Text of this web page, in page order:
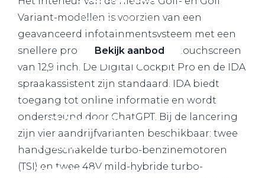
Bekijk ons aanbod
Bekijk aanbod
Elektrisch rijden
Verhuur
Vestigingen
Variant-modellen is voorzien van een
geavanceerd infotainmentsysteem met een
snellere processor en een groot touchscreen
van 12,9 inch. De Digital Cockpit Pro en de IDA
spraakassistent zijn standaard. IDA biedt
toegang tot online informatie en wordt
ondersteund door ChatGPT. Bij de lancering
zijn vier aandrijfvarianten beschikbaar: twee
handgeschakelde turbo-benzinemotoren
(TSI) en twee 48V mild-hybride turbo-